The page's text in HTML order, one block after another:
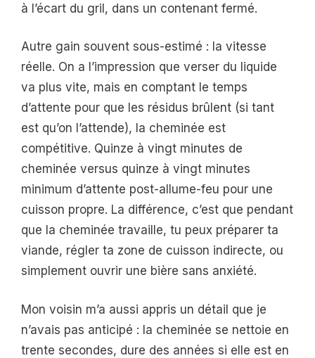
à l’écart du gril, dans un contenant fermé.
Autre gain souvent sous-estimé : la vitesse
réelle. On a l’impression que verser du liquide
va plus vite, mais en comptant le temps
d’attente pour que les résidus brûlent (si tant
est qu’on l’attende), la cheminée est
compétitive. Quinze à vingt minutes de
cheminée versus quinze à vingt minutes
minimum d’attente post-allume-feu pour une
cuisson propre. La différence, c’est que pendant
que la cheminée travaille, tu peux préparer ta
viande, régler ta zone de cuisson indirecte, ou
simplement ouvrir une bière sans anxiété.
Mon voisin m’a aussi appris un détail que je
n’avais pas anticipé : la cheminée se nettoie en
trente secondes, dure des années si elle est en